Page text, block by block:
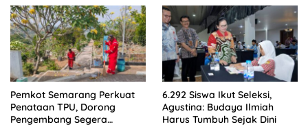
Pemkot Semarang Perkuat
Penataan TPU, Dorong
Pengembang Segera
6.292 Siswa Ikut Seleksi,
Agustina: Budaya Ilmiah
Harus Tumbuh Sejak Dini